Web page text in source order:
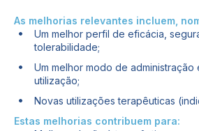
As melhorias relevantes incluem,
Um melhor perfil de eficácia,
tolerabilidade;
Um melhor modo de
utilização;
Novas utilizações terapêuticas
Estas melhorias contribuem para: